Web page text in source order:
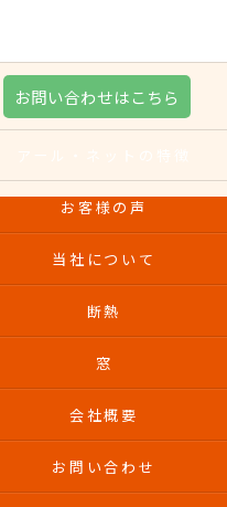
お問い合わせはこちら
お客様の声
当社について
断熱
窓
会社概要
お問い合わせ